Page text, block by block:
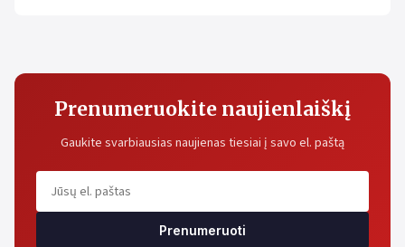
Prenumeruokite naujienlaiškį
Gaukite svarbiausias naujienas tiesiai į savo el. paštą
Prenumeruoti